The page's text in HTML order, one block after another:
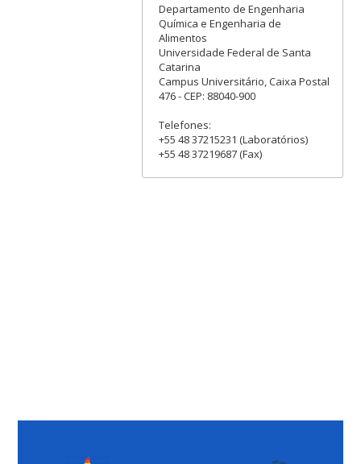
Departamento de Engenharia
Química e Engenharia de
Alimentos
Universidade Federal de Santa
Catarina
Campus Universitário, Caixa Postal
476 - CEP: 88040-900
Telefones:
+55 48 37215231 (Laboratórios)
+55 48 37219687 (Fax)